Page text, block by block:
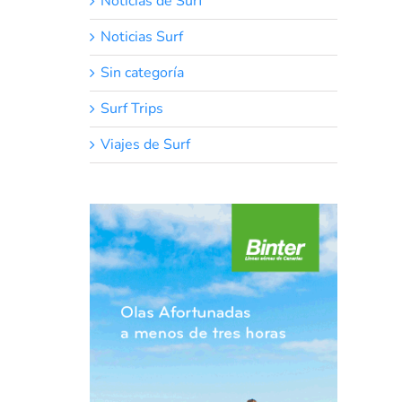
Noticias Surf
Sin categoría
Surf Trips
Viajes de Surf